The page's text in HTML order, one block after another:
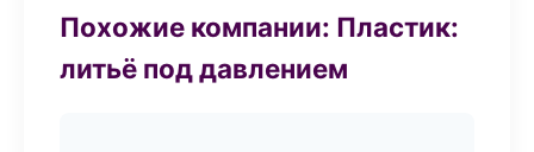
Похожие компании: Пластик:
литьё под давлением